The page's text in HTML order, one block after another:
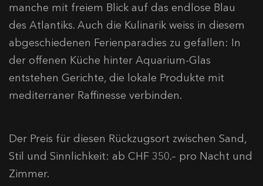
manche mit freiem Blick auf das endlose Blau
des Atlantiks. Auch die Kulinarik weiss in diesem
abgeschiedenen Ferienparadies zu gefallen: In
der offenen Küche hinter Aquarium-Glas
entstehen Gerichte, die lokale Produkte mit
mediterraner Raffinesse verbinden.
Der Preis für diesen Rückzugsort zwischen Sand,
Stil und Sinnlichkeit: ab CHF 350.– pro Nacht und
Zimmer.